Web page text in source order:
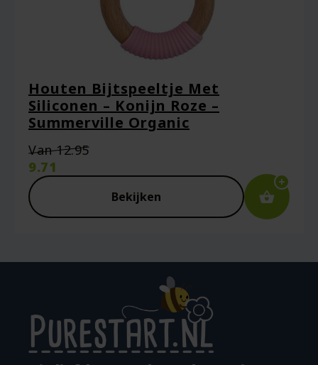
Houten Bijtspeeltje Met
Siliconen – Konijn Roze –
Summerville Organic
Van12.95Oorspronkelijke
was:
€12.95.
9.71
Huidige
prijs
is:
€9.71.
Bekijken